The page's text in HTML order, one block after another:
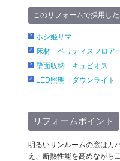
このリフォームで採用し
ホシ姫サマ
床材 ベリティスフロア
壁面収納 キュビオス
LED照明 ダウンライト
リフォームポイント
明るいサンルームの窓はカ
え、断熱性能を高めながら